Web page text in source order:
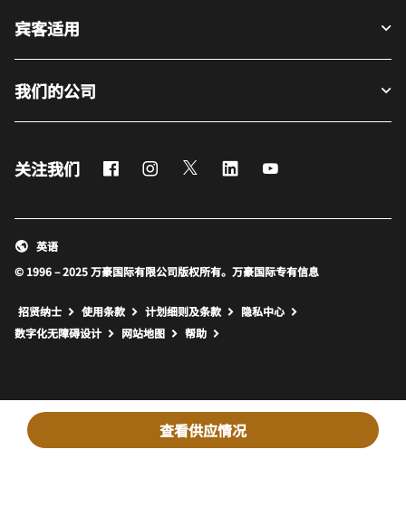
查看供应情况
宾客适用
我们的公司
关注我们 FacebookInstagram
Twitter LinkedIn
© 1996 – 2025 万豪国际有限公司版权所有。万豪国际专有信息
英语
招贤纳士 使用条款 计划细则及条款
隐私中心
数字化无障碍设计
网站地图 打开新窗口
帮助